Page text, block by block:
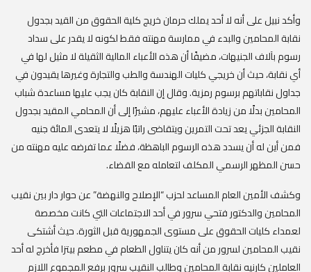
وأكد نبيل على أنه لا أحد يملك حرمان خريج كلية الحقوق من القيد بجدول
نقابة المحامين والبدء في ممارسة مهنته فقط لكونه لا يقدر على سداد
رسوم بآلاف الجنيهات، مضيفًا أن هذه الأعباء المالية الثقيلة لا مثيل لها في
أي نقابة، حيث أن خريجي كليات الهندسة والطب والتجارة وغيرها يقيدون في
جداول نقاباتهم برسوم رمزية. وقال إن النقابة كان يجب عليها مساعدة شباب
المحامين بدلًا من زيادة الأعباء عليهم، مشيرًا إلى أن المحامي المقيد بجدول
النقابة الجزئي يعد تحت التمرين ويتقاضى راتبًا هزيلًا لا يتعدى المائة جنيه
فمن أين له أن يسدد هذه الرسوم الباهظة، فضلًا عما تفرضه عليه مهنته من
حسن المظهر الرسمي المكلف لتعامله مع القضاء.
وكشف الأمين العام المساعد لحزب “الإصلاح والنهضة” عن حوار دار بين نقيب
المحامين والدكتور فتحي سرور في أحد الاجتماعات التي كانت مخصصة
لعمداء كليات الحقوق على مستوى الجمهورية قبل الثورة. حيث أشتكى
نقيب المحامين لسرور من أنه كان يتناول الطعام في مطعم بيتزا فأخرج له أحد
العاملين كارنيه نقابة المحامين وطالب النقيب سرور برفع المجموع اللازم